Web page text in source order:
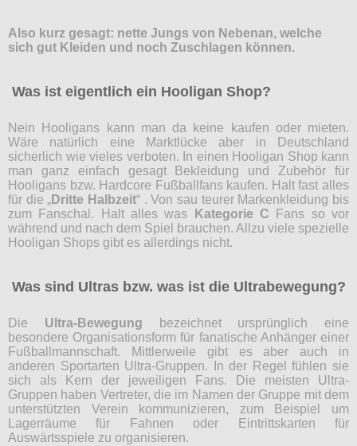
Also kurz gesagt: nette Jungs von Nebenan, welche
sich gut Kleiden und noch Zuschlagen können.
Was ist eigentlich ein Hooligan Shop?
Nein Hooligans kann man da keine kaufen oder mieten.
Wäre natürlich eine Marktlücke aber in Deutschland
sicherlich wie vieles verboten. In einen Hooligan Shop kann
man ganz einfach gesagt Bekleidung und Zubehör für
Hooligans bzw. Hardcore Fußballfans kaufen. Halt fast alles
für die „Dritte Halbzeit“ . Von sau teurer Markenkleidung bis
zum Fanschal. Halt alles was
Kategorie C Fans so vor
während und nach dem Spiel brauchen. Allzu viele spezielle
Hooligan Shops gibt es allerdings nicht.
Was sind Ultras bzw. was ist die Ultrabewegung?
Die Ultra-Bewegung bezeichnet ursprünglich eine
besondere Organisationsform für fanatische Anhänger einer
Fußballmannschaft. Mittlerweile gibt es aber auch in
anderen Sportarten Ultra-Gruppen. In der Regel fühlen sie
sich als Kern der jeweiligen Fans. Die meisten Ultra-
Gruppen haben Vertreter, die im Namen der Gruppe mit dem
unterstützten Verein kommunizieren, zum Beispiel um
Lagerräume für Fahnen oder Eintrittskarten für
Auswärtsspiele zu organisieren.